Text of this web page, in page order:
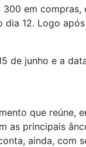
300 em compras,
12. Logo após
de junho e a
que reúne,
as principais
ainda, com